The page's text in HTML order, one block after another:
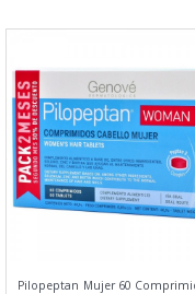
Pilopeptan Mujer 60